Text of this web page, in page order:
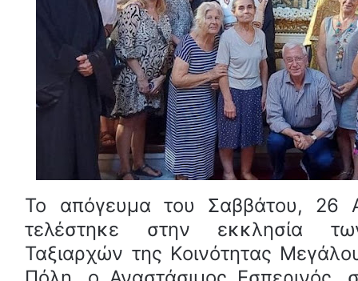
Το απόγευμα του Σαββάτου, 26
τελέστηκε στην εκκλησία
Ταξιαρχών της Κοινότητας